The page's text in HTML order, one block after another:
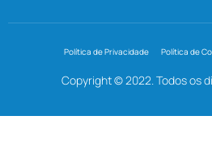
Política de Privacidade Política de
Copyright © 2022. Todos os